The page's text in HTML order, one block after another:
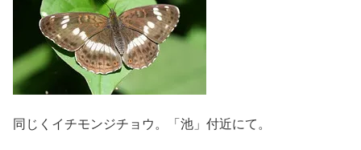
同じくイチモンジチョウ。「池」付近にて。